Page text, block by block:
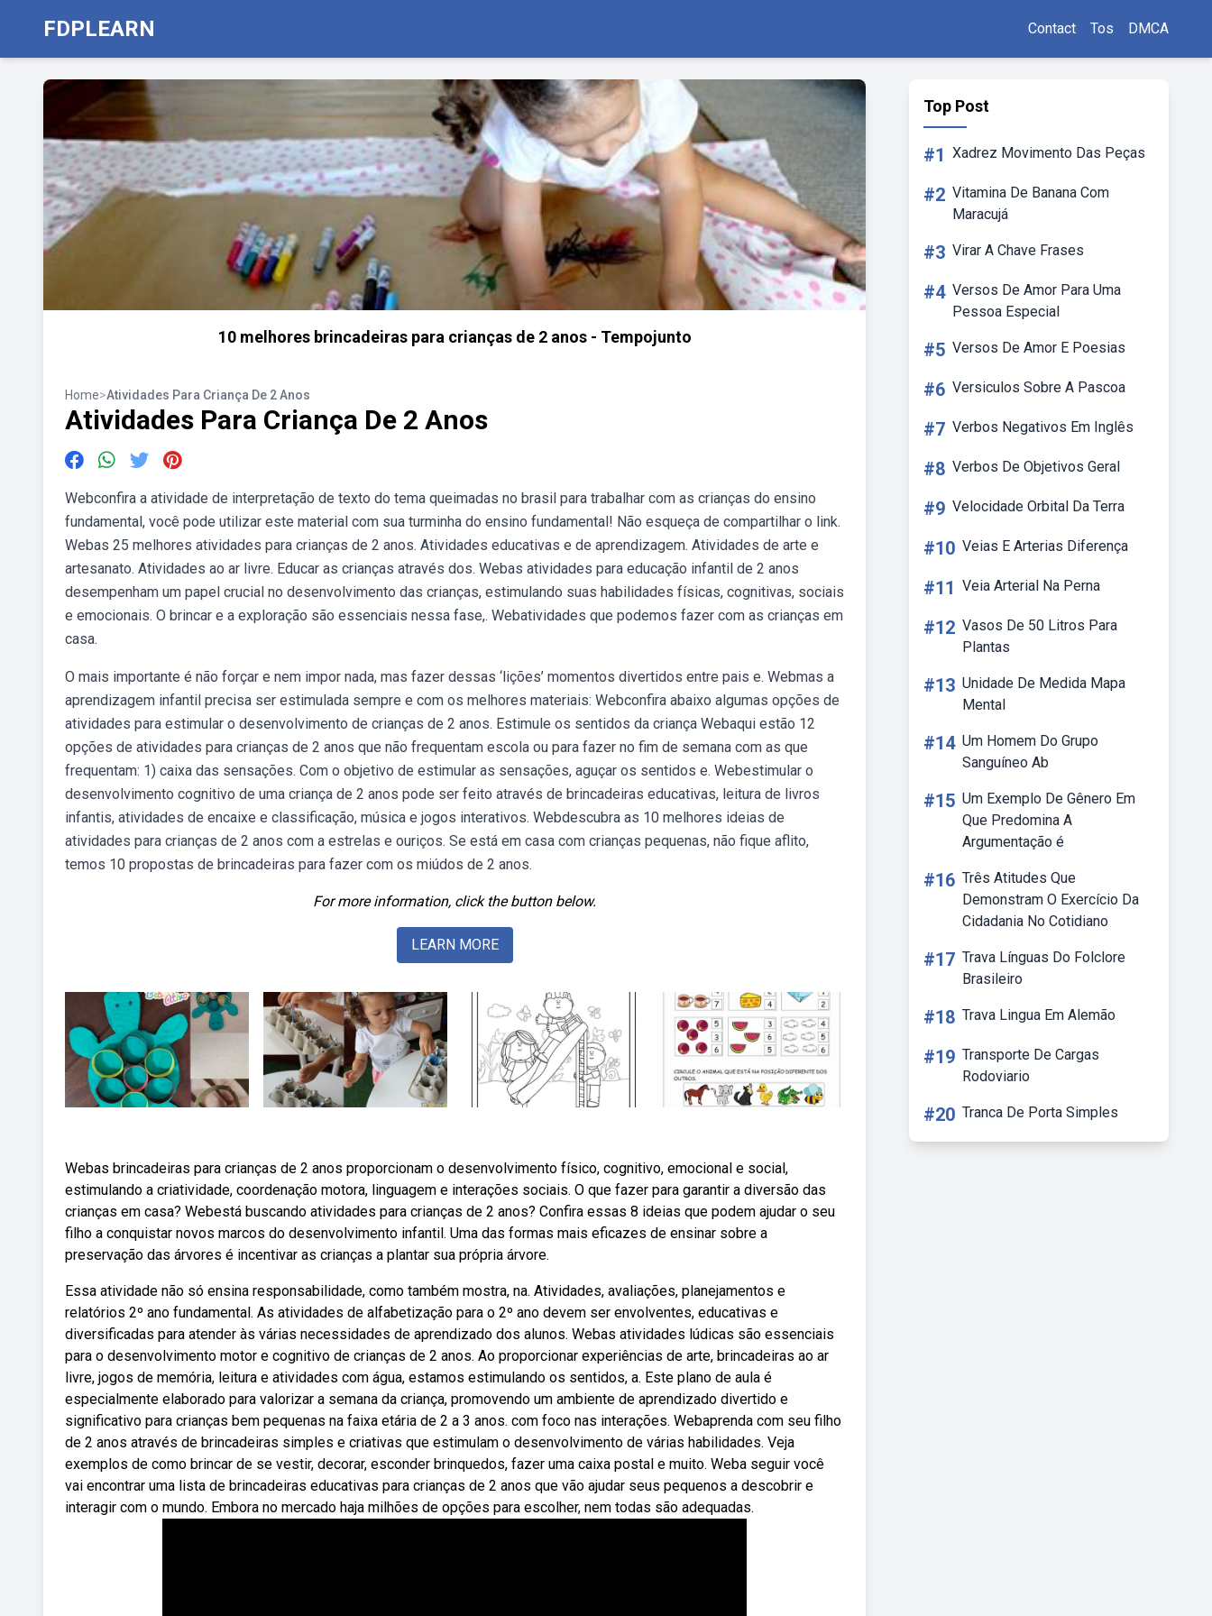
FDPLEARN Contact Tos DMCA
10 melhores brincadeiras para crianças de 2 anos - Tempojunto
Home>Atividades Para Criança De 2 Anos
Atividades Para Criança De 2 Anos
Webconfira a atividade de interpretação de texto do tema queimadas no brasil para trabalhar com as crianças do ensino
fundamental, você pode utilizar este material com sua turminha do ensino fundamental! Não esqueça de compartilhar o link.
Webas 25 melhores atividades para crianças de 2 anos. Atividades educativas e de aprendizagem. Atividades de arte e
artesanato. Atividades ao ar livre. Educar as crianças através dos. Webas atividades para educação infantil de 2 anos
desempenham um papel crucial no desenvolvimento das crianças, estimulando suas habilidades físicas, cognitivas, sociais
e emocionais. O brincar e a exploração são essenciais nessa fase,. Webatividades que podemos fazer com as crianças em
casa.
O mais importante é não forçar e nem impor nada, mas fazer dessas ‘lições’ momentos divertidos entre pais e. Webmas a
aprendizagem infantil precisa ser estimulada sempre e com os melhores materiais: Webconfira abaixo algumas opções de
atividades para estimular o desenvolvimento de crianças de 2 anos. Estimule os sentidos da criança Webaqui estão 12
opções de atividades para crianças de 2 anos que não frequentam escola ou para fazer no fim de semana com as que
frequentam: 1) caixa das sensações. Com o objetivo de estimular as sensações, aguçar os sentidos e. Webestimular o
desenvolvimento cognitivo de uma criança de 2 anos pode ser feito através de brincadeiras educativas, leitura de livros
infantis, atividades de encaixe e classificação, música e jogos interativos. Webdescubra as 10 melhores ideias de
atividades para crianças de 2 anos com a estrelas e ouriços. Se está em casa com crianças pequenas, não fique aflito,
temos 10 propostas de brincadeiras para fazer com os miúdos de 2 anos.
For more information, click the button below.
LEARN MORE
Webas brincadeiras para crianças de 2 anos proporcionam o desenvolvimento físico, cognitivo, emocional e social,
estimulando a criatividade, coordenação motora, linguagem e interações sociais. O que fazer para garantir a diversão das
crianças em casa? Webestá buscando atividades para crianças de 2 anos? Confira essas 8 ideias que podem ajudar o seu
filho a conquistar novos marcos do desenvolvimento infantil. Uma das formas mais eficazes de ensinar sobre a
preservação das árvores é incentivar as crianças a plantar sua própria árvore.
Essa atividade não só ensina responsabilidade, como também mostra, na. Atividades, avaliações, planejamentos e
relatórios 2º ano fundamental. As atividades de alfabetização para o 2º ano devem ser envolventes, educativas e
diversificadas para atender às várias necessidades de aprendizado dos alunos. Webas atividades lúdicas são essenciais
para o desenvolvimento motor e cognitivo de crianças de 2 anos. Ao proporcionar experiências de arte, brincadeiras ao ar
livre, jogos de memória, leitura e atividades com água, estamos estimulando os sentidos, a. Este plano de aula é
especialmente elaborado para valorizar a semana da criança, promovendo um ambiente de aprendizado divertido e
significativo para crianças bem pequenas na faixa etária de 2 a 3 anos. com foco nas interações. Webaprenda com seu filho
de 2 anos através de brincadeiras simples e criativas que estimulam o desenvolvimento de várias habilidades. Veja
exemplos de como brincar de se vestir, decorar, esconder brinquedos, fazer uma caixa postal e muito. Weba seguir você
vai encontrar uma lista de brincadeiras educativas para crianças de 2 anos que vão ajudar seus pequenos a descobrir e
interagir com o mundo. Embora no mercado haja milhões de opções para escolher, nem todas são adequadas.
Top Post
#1 Xadrez Movimento Das Peças
#2 Vitamina De Banana Com
Maracujá
#3 Virar A Chave Frases
#4 Versos De Amor Para Uma
Pessoa Especial
#5 Versos De Amor E Poesias
#6 Versiculos Sobre A Pascoa
#7 Verbos Negativos Em Inglês
#8 Verbos De Objetivos Geral
#9 Velocidade Orbital Da Terra
#10 Veias E Arterias Diferença
#11 Veia Arterial Na Perna
#12 Vasos De 50 Litros Para
Plantas
#13 Unidade De Medida Mapa
Mental
#14 Um Homem Do Grupo
Sanguíneo Ab
#15 Um Exemplo De Gênero Em
Que Predomina A
Argumentação é
#16 Três Atitudes Que
Demonstram O Exercício Da
Cidadania No Cotidiano
#17 Trava Línguas Do Folclore
Brasileiro
#18 Trava Lingua Em Alemão
#19 Transporte De Cargas
Rodoviario
#20 Tranca De Porta Simples